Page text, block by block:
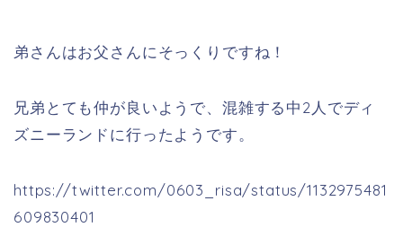
弟さんはお父さんにそっくりですね！
兄弟とても仲が良いようで、混雑する中2人でディ
ズニーランドに行ったようです。
https://twitter.com/0603_risa/status/1132975481
609830401